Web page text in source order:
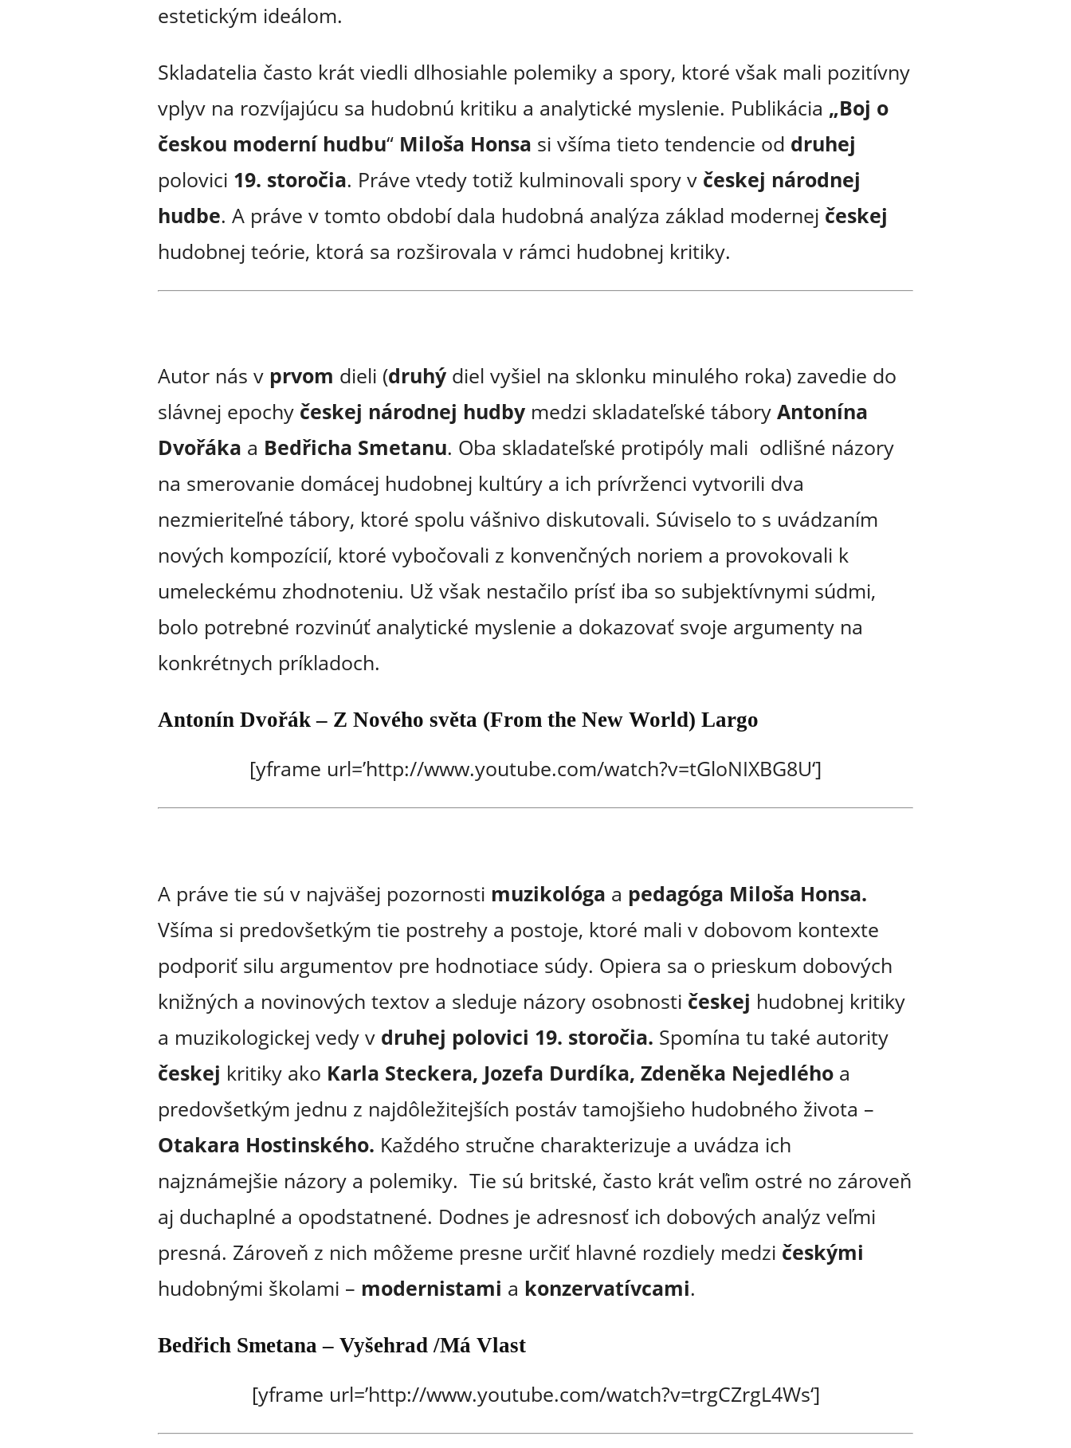
estetickým ideálom.
Skladatelia často krát viedli dlhosiahle polemiky a spory, ktoré však mali pozitívny
vplyv na rozvíjajúcu sa hudobnú kritiku a analytické myslenie. Publikácia „Boj o
českou moderní hudbu“ Miloša Honsa si všíma tieto tendencie od druhej
polovici 19. storočia. Práve vtedy totiž kulminovali spory v českej národnej
hudbe. A práve v tomto období dala hudobná analýza základ modernej českej
hudobnej teórie, ktorá sa rozširovala v rámci hudobnej kritiky.
Autor nás v prvom dieli (druhý diel vyšiel na sklonku minulého roka) zavedie do
slávnej epochy českej národnej hudby medzi skladateľské tábory Antonína
Dvořáka a Bedřicha Smetanu. Oba skladateľské protipóly mali odlišné názory
na smerovanie domácej hudobnej kultúry a ich prívrženci vytvorili dva
nezmieriteľné tábory, ktoré spolu vášnivo diskutovali. Súviselo to s uvádzaním
nových kompozícií, ktoré vybočovali z konvenčných noriem a provokovali k
umeleckému zhodnoteniu. Už však nestačilo prísť iba so subjektívnymi súdmi,
bolo potrebné rozvinúť analytické myslenie a dokazovať svoje argumenty na
konkrétnych príkladoch.
Antonín Dvořák – Z Nového světa (From the New World) Largo
[yframe url=’http://www.youtube.com/watch?v=tGloNIXBG8U‘]
A práve tie sú v najväšej pozornosti muzikológa a pedagóga Miloša Honsa.
Všíma si predovšetkým tie postrehy a postoje, ktoré mali v dobovom kontexte
podporiť silu argumentov pre hodnotiace súdy. Opiera sa o prieskum dobových
knižných a novinových textov a sleduje názory osobnosti českej hudobnej kritiky
a muzikologickej vedy v druhej polovici 19. storočia. Spomína tu také autority
českej kritiky ako Karla Steckera, Jozefa Durdíka, Zdeněka Nejedlého a
predovšetkým jednu z najdôležitejších postáv tamojšieho hudobného života –
Otakara Hostinského. Každého stručne charakterizuje a uvádza ich
najznámejšie názory a polemiky. Tie sú britské, často krát veľim ostré no zároveň
aj duchaplné a opodstatnené. Dodnes je adresnosť ich dobových analýz veľmi
presná. Zároveň z nich môžeme presne určiť hlavné rozdiely medzi českými
hudobnými školami – modernistami a konzervatívcami.
Bedřich Smetana – Vyšehrad /Má Vlast
[yframe url=’http://www.youtube.com/watch?v=trgCZrgL4Ws‘]